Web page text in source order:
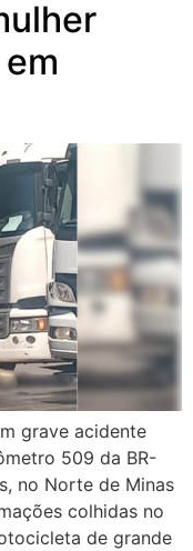
grave acidente
509 da BR-
no Norte de Minas
colhidas no
de grande